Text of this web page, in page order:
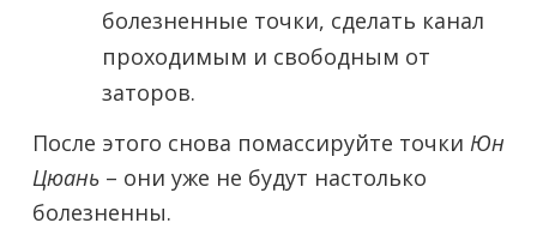
болезненные точки, сделать канал
проходимым и свободным от
заторов.
После этого снова помассируйте точки Юн
Цюань – они уже не будут настолько
болезненны.